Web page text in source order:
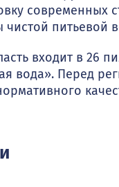
современных
чистой питьевой
входит в 26
вода». Перед